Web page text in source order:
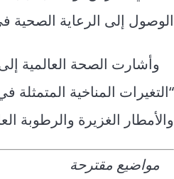
الوصول إلى الرعاية الصحية
وأشارت الصحة العالمية
“التغيرات المناخية المتمثلة
والأمطار الغزيرة والرطوبة
مواضيع مقترحة